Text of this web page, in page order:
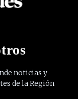
noticias y
de la Región